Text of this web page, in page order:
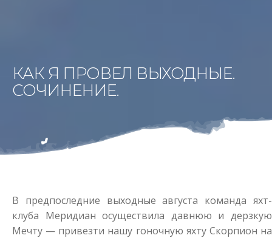
КАК Я ПРОВЕЛ ВЫХОДНЫЕ.
СОЧИНЕНИЕ.
В предпоследние выходные августа команда яхт-
клуба Меридиан осуществила давнюю и дерзкую
Мечту — привезти нашу гоночную яхту Скорпион на